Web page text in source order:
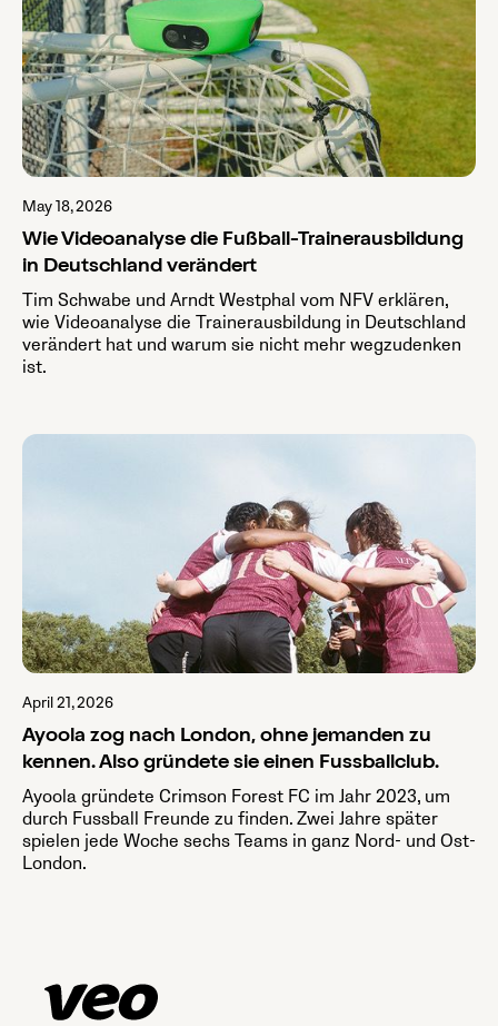
May 18, 2026
Wie Videoanalyse die Fußball-Trainerausbildung
in Deutschland verändert
Tim Schwabe und Arndt Westphal vom NFV erklären,
wie Videoanalyse die Trainerausbildung in Deutschland
verändert hat und warum sie nicht mehr wegzudenken
ist.
April 21, 2026
Ayoola zog nach London, ohne jemanden zu
kennen. Also gründete sie einen Fussballclub.
Ayoola gründete Crimson Forest FC im Jahr 2023, um
durch Fussball Freunde zu finden. Zwei Jahre später
spielen jede Woche sechs Teams in ganz Nord- und Ost-
London.